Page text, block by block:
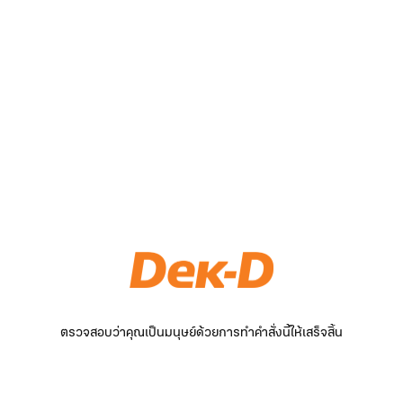
ตรวจสอบว่าคุณเป็นมนุษย์ด้วยการทำคำสั่งนี้ให้เสร็จสิ้น